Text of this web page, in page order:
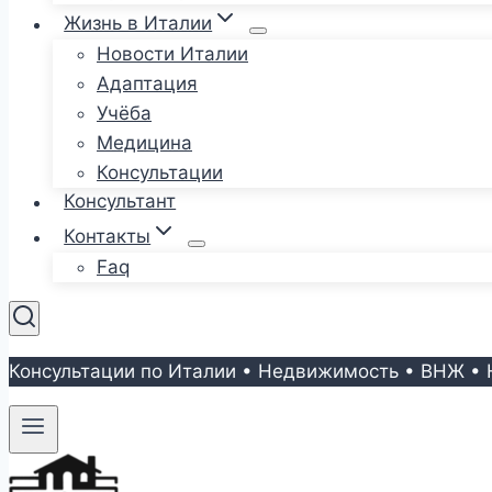
Жизнь в Италии
Новости Италии
Адаптация
Учёба
Медицина
Консультации
Консультант
Контакты
Faq
Консультации по Италии • Недвижимость • ВНЖ •